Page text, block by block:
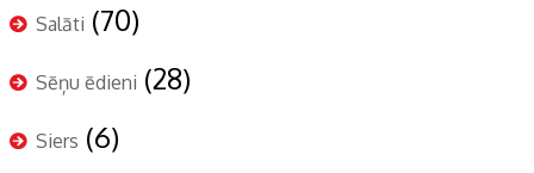
Salāti (70)
Sēņu ēdieni (28)
Siers (6)